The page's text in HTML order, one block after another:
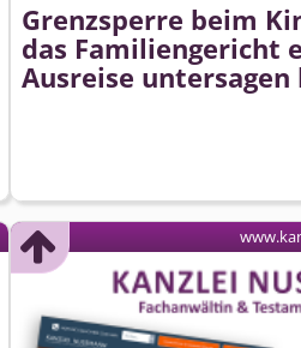
Grenzsperre beim
das Familiengericht
Ausreise untersagen